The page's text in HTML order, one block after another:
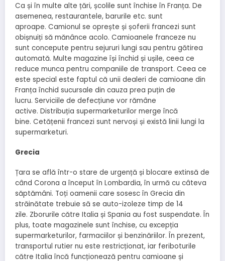
Ca și în multe alte țări, școlile sunt închise în Franța. De
asemenea, restaurantele, barurile etc. sunt
aproape. Camionul se oprește și șoferii francezi sunt
obișnuiți să mănânce acolo. Camioanele franceze nu
sunt concepute pentru sejururi lungi sau pentru gătirea
automată. Multe magazine își închid și ușile, ceea ce
reduce munca pentru companiile de transport. Ceea ce
este special este faptul că unii dealeri de camioane din
Franța închid sucursale din cauza prea puțin de
lucru. Serviciile de defecțiune vor rămâne
active. Distribuția supermarketurilor merge încă
bine. Cetățenii francezi sunt nervoși și există linii lungi la
supermarketuri.
Grecia
Țara se află într-o stare de urgență și blocare extinsă de
când Corona a început în Lombardia, în urmă cu câteva
săptămâni. Toți oamenii care sosesc în Grecia din
străinătate trebuie să se auto-izoleze timp de 14
zile. Zborurile către Italia și Spania au fost suspendate. În
plus, toate magazinele sunt închise, cu excepția
supermarketurilor, farmaciilor și benzinăriilor. În prezent,
transportul rutier nu este restricționat, iar feriboturile
către Italia încă funcționează pentru camioane și